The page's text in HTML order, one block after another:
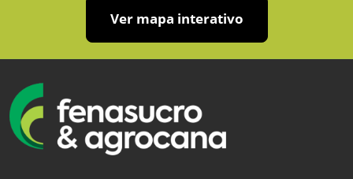
Ver mapa interativo